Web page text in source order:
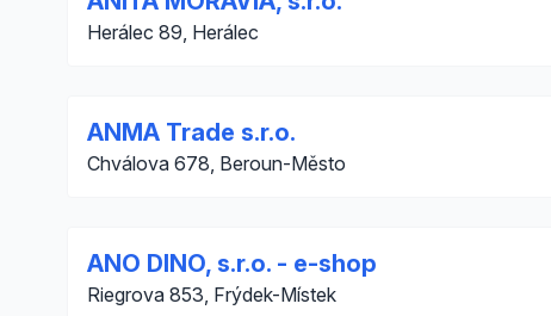
Herálec 89, Herálec
ANMA Trade s.r.o.
Chválova 678, Beroun-Město
ANO DINO, s.r.o. - e-shop
Riegrova 853, Frýdek-Místek